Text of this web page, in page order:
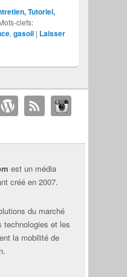
Tutoriel,
clefs:
,gasoil | Laisser
est un média
créé en 2007.
du marché
technologies et les
la mobilité de